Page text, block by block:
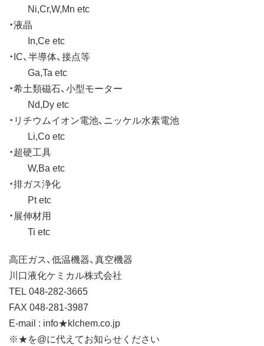
Ni,Cr,W,Mn etc
・液晶
In,Ce etc
・IC、半導体、接点等
Ga,Ta etc
・希土類磁石、小型モーター
Nd,Dy etc
・リチウムイオン電池、ニッケル水素電池
Li,Co etc
・超硬工具
W,Ba etc
・排ガス浄化
Pt etc
・展伸材用
Ti etc
高圧ガス、低温機器、真空機器
川口液化ケミカル株式会社
TEL 048-282-3665
FAX 048-281-3987
E-mail : info★klchem.co.jp
※★を@に代えてお知らせください